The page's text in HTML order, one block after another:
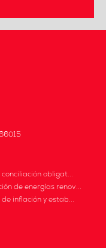
obligat...
de energías renov...
inflación y estab...